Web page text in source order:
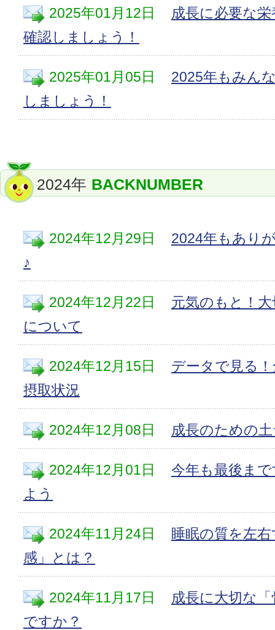
2025年01月12日
成長に必要な
確認しましょう！
2025年01月05日
2025年もみん
しましょう！
2024年 BACKNUMBER
2024年12月29日
2024年もあり
♪
2024年12月22日
元気のもと！
について
2024年12月15日
データで見る
摂取状況
2024年12月08日 成長のための
2024年12月01日
今年も最後ま
よう
2024年11月24日
睡眠の質を左
感」とは？
2024年11月17日
成長に大切な
ですか？